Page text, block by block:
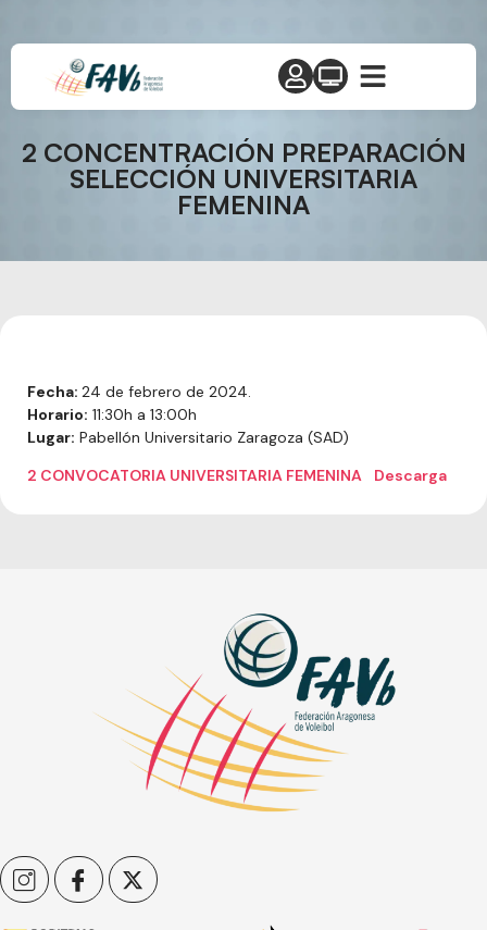
2 CONCENTRACIÓN PREPARACIÓN
SELECCIÓN UNIVERSITARIA
FEMENINA
Fecha: 24 de febrero de 2024.
Horario: 11:30h a 13:00h
Lugar: Pabellón Universitario Zaragoza (SAD)
2 CONVOCATORIA UNIVERSITARIA FEMENINA
Descarga